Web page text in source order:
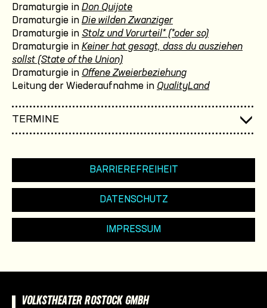
Dramaturgie in Don Quijote
Dramaturgie in Die wilden Zwanziger
Dramaturgie in Stolz und Vorurteil* (*oder so)
Dramaturgie in Keiner hat gesagt, dass du ausziehen
sollst (State of the Union)
Dramaturgie in Offene Zweierbeziehung
Leitung der Wiederaufnahme in QualityLand
TERMINE
BARRIEREFREIHEIT
DATENSCHUTZ
IMPRESSUM
VOLKSTHEATER ROSTOCK GMBH